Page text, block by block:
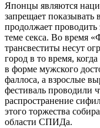
Японцы являются
запрещает
продолжает
теме секса. Во время
трансвеститы несут
город в то время,
в форме мужского
фаллоса, а взрослые
фестиваль проводили
распространение
этого торжества
области СПИДа.